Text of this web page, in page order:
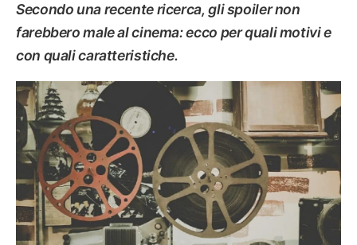
Secondo una recente ricerca, gli spoiler non
farebbero male al cinema: ecco per quali motivi e
con quali caratteristiche.
TEMPO LIBERO